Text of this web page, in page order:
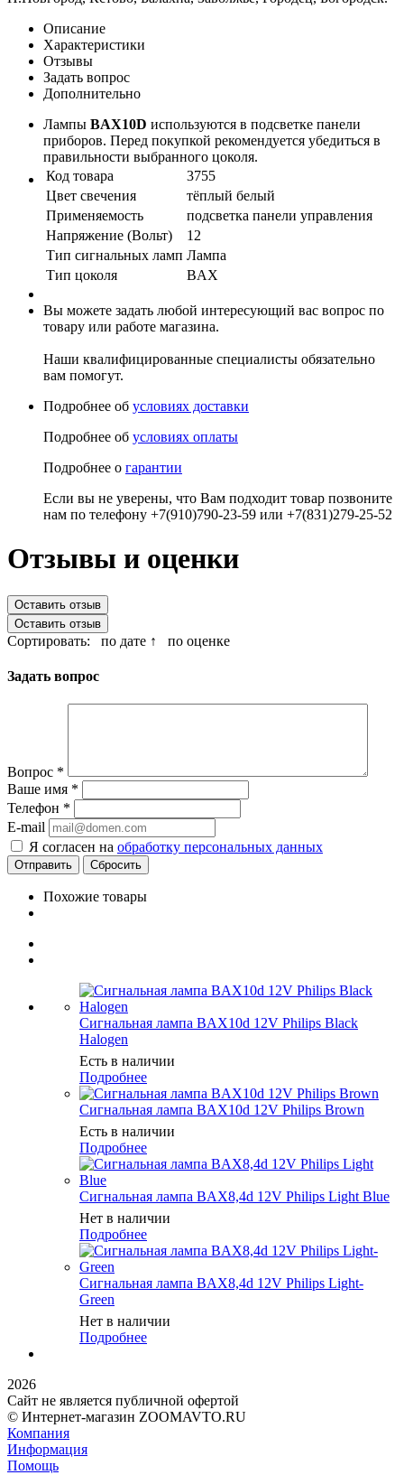
Описание
Характеристики
Отзывы
Задать вопрос
Дополнительно
Лампы BAX10D используются в подсветке панели
приборов. Перед покупкой рекомендуется убедиться в
правильности выбранного цоколя.
Код товара
3755
Цвет свечения
тёплый белый
Применяемость
подсветка панели управления
Напряжение (Вольт)
12
Тип сигнальных ламп Лампа
Тип цоколя
BAX
Вы можете задать любой интересующий вас вопрос по
товару или работе магазина.
Наши квалифицированные специалисты обязательно
вам помогут.
Подробнее об условиях доставки
Подробнее об условиях оплаты
Подробнее о гарантии
Если вы не уверены, что Вам подходит товар позвоните
нам по телефону +7(910)790-23-59 или +7(831)279-25-52
Отзывы и оценки
Оставить отзыв
Оставить отзыв
Сортировать: по дате ↑ по оценке
Задать вопрос
Вопрос *
Ваше имя *
Телефон *
E-mail
Я согласен на обработку персональных данных
Сбросить
Похожие товары
Сигнальная лампа BAX10d 12V Philips Black
Halogen
Есть в наличии
Подробнее
Сигнальная лампа BAX10d 12V Philips Brown
Есть в наличии
Подробнее
Сигнальная лампа BAX8,4d 12V Philips Light Blue
Нет в наличии
Подробнее
Сигнальная лампа BAX8,4d 12V Philips Light-
Green
Нет в наличии
Подробнее
2026
Сайт не является публичной офертой
© Интернет-магазин ZOOMAVTO.RU
Компания
Информация
Помощь